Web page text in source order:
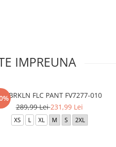
IMPREUNA
J BRKLN FLC PANT FV7277-010
289,99 Lei231,99 Lei
XS L XL M S 2XL